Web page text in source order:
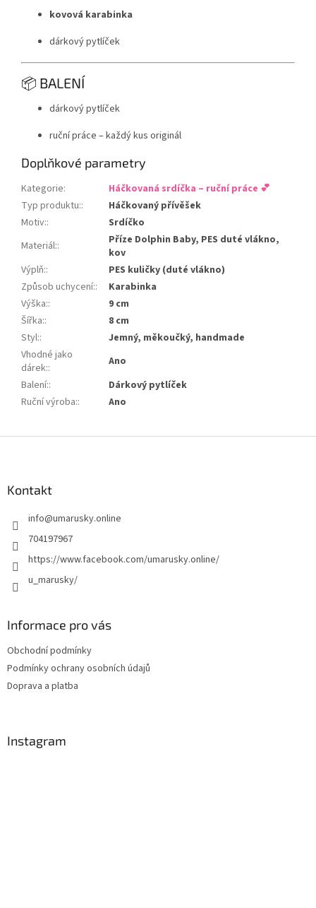
kovová karabinka
dárkový pytlíček
📦 BALENÍ
dárkový pytlíček
ruční práce – každý kus originál
Doplňkové parametry
Kategorie:
Háčkovaná srdíčka – ruční práce 💕
Typ produktu::
Háčkovaný přívěšek
Motiv::
Srdíčko
Materiál::
Příze Dolphin Baby, PES duté vlákno,
kov
Výplň::
PES kuličky (duté vlákno)
Způsob uchycení::
Karabinka
Výška::
9 cm
Šířka::
8 cm
Styl::
Jemný, měkoučký, handmade
Vhodné jako
dárek::
Ano
Balení::
Dárkový pytlíček
Ruční výroba:: Ano
Kontakt
info@umarusky.online
704197967
https://www.facebook.com/umarusky.online/
u_marusky/
Informace pro vás
Obchodní podmínky
Podmínky ochrany osobních údajů
Doprava a platba
Instagram